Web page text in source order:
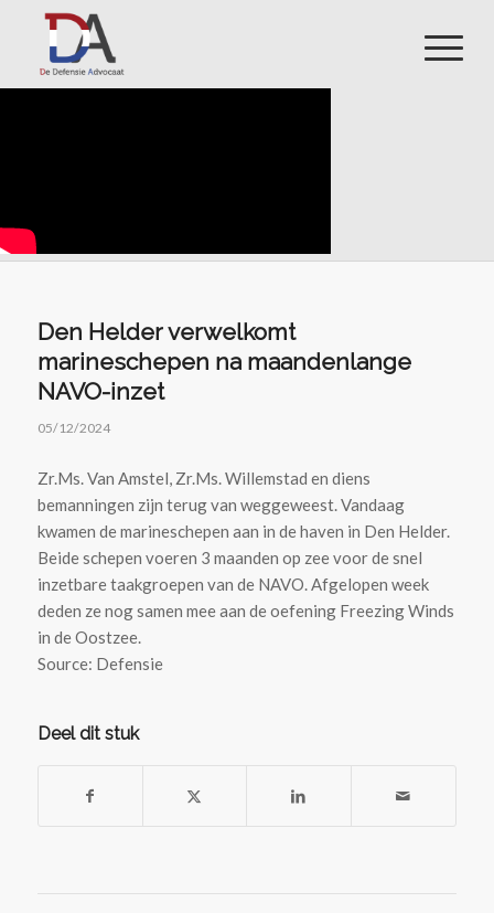
Den Helder verwelkomt
marineschepen na maandenlange
NAVO-inzet
05/12/2024
Zr.Ms. Van Amstel, Zr.Ms. Willemstad en diens
bemanningen zijn terug van weggeweest. Vandaag
kwamen de marineschepen aan in de haven in Den Helder.
Beide schepen voeren 3 maanden op zee voor de snel
inzetbare taakgroepen van de NAVO. Afgelopen week
deden ze nog samen mee aan de oefening Freezing Winds
in de Oostzee.
Source: Defensie
Deel dit stuk